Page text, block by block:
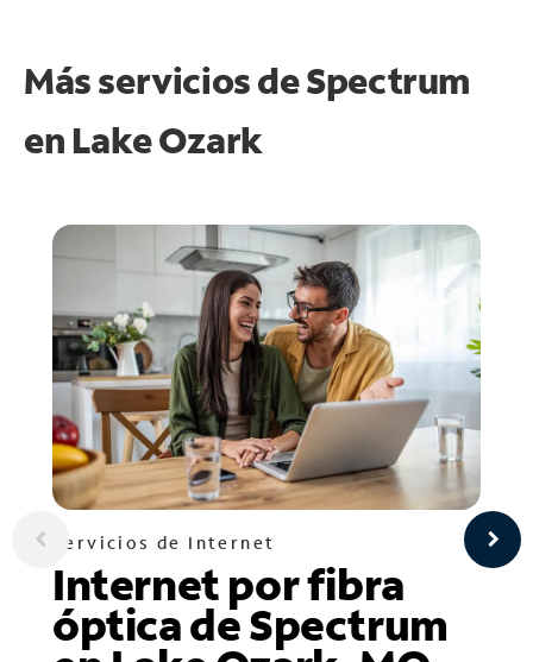
Más servicios de Spectrum
en Lake Ozark
Servicios de Internet
Internet por fibra
óptica de Spectrum